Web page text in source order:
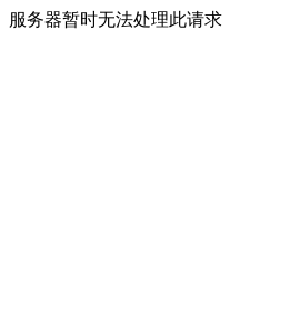
服务器暂时无法处理此请求